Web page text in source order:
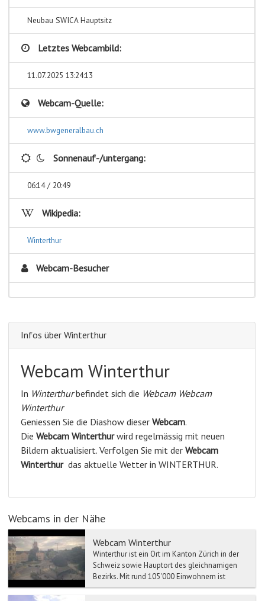
Neubau SWICA Hauptsitz
Letztes Webcambild:
11.07.2025 13:24:13
Webcam-Quelle:
www.bwgeneralbau.ch
Sonnenauf-/untergang:
06:14 / 20:49
Wikipedia:
Winterthur
Webcam-Besucher
Infos über Winterthur
Webcam Winterthur
In Winterthurbefindet sich die Webcam Webcam
Winterthur
Geniessen Sie die Diashow dieser Webcam.
Die Webcam Winterthurwird regelmässig mit neuen
Bildern aktualisiert. Verfolgen Sie mit der Webcam
Winterthur das aktuelle Wetter in WINTERTHUR.
Webcams in der Nähe
Webcam Winterthur
Winterthur ist ein Ort im Kanton Zürich in der
Schweiz sowie Hauptort des gleichnamigen
Bezirks. Mit rund 105'000 Einwohnern ist
Winterthur die sec...